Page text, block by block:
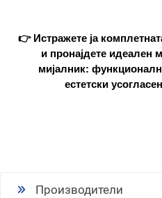
👉 Истражете ја
и пронајдете идеален
мијалник:
естетски
Производители